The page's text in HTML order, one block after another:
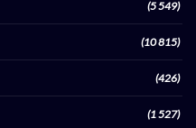
(5 549)
(10 815)
(426)
(1 527)